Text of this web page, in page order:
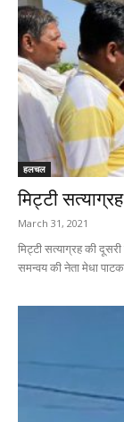
हलचल
मिट्टी
March 31, 2021
मिट्टी सत्याग्रह की
समन्वय की नेता मेधा